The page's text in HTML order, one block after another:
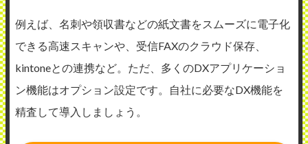
例えば、名刺や領収書などの紙文書をスムーズに電子化
できる高速スキャンや、受信FAXのクラウド保存、
kintoneとの連携など。ただ、多くのDXアプリケーショ
ン機能はオプション設定です。自社に必要なDX機能を
精査して導入しましょう。